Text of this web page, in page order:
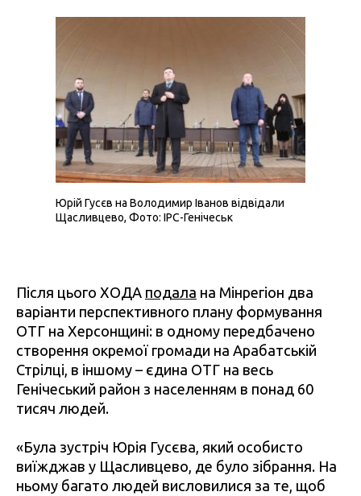
Юрій Гусєв на Володимир Іванов відвідали
Щасливцево, Фото: IPC-Генічеськ
Після цього ХОДА подала на Мінрегіон два
варіанти перспективного плану формування
ОТГ на Херсонщині: в одному передбачено
створення окремої громади на Арабатській
Стрілці, в іншому – єдина ОТГ на весь
Генічеський район з населенням в понад 60
тисяч людей.
«Була зустріч Юрія Гусєва, який особисто
виїжджав у Щасливцево, де було зібрання. На
ньому багато людей висловилися за те, щоб